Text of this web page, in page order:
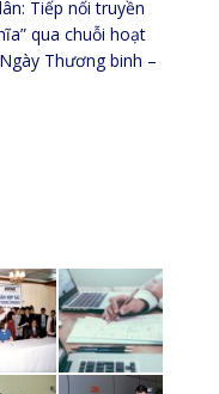
Tiếp nối truyền
qua chuỗi hoạt
Thương binh –